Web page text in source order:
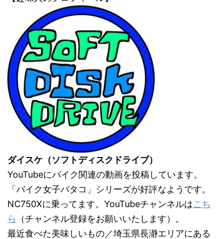
ダイスケ（ソフトディスクドライブ）
YouTubeにバイク関連の動画を投稿しています。
「バイク女子バタコ」シリーズが好評なようです。
NC750Xに乗ってます。YouTubeチャンネルはこち
ら
（チャンネル登録をお願いいたします）。
最近食べた美味しいもの／埼玉県長瀞エリアにある